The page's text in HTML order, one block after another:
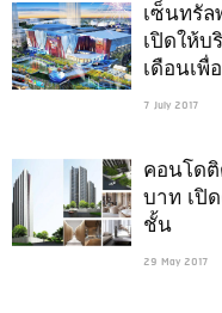
เซ็นทรั
เปิดให้บ
เดือนเพื่
7 July 2017
คอนโดติ
บาท เปิ
ชั้น
29 May 2017